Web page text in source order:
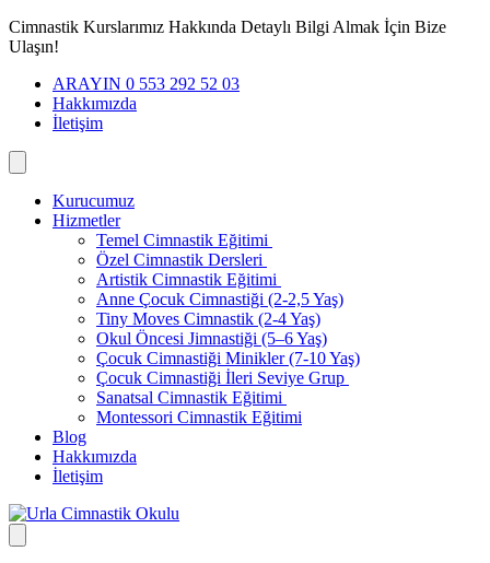
İçeriğe
geç
Cimnastik Kurslarımız Hakkında Detaylı Bilgi Almak İçin Bize
Ulaşın!
ARAYIN 0 553 292 52 03
Hakkımızda
İletişim
Kurucumuz
Hizmetler
Temel Cimnastik Eğitimi
Özel Cimnastik Dersleri
Artistik Cimnastik Eğitimi
Anne Çocuk Cimnastiği (2-2,5 Yaş)
Tiny Moves Cimnastik (2-4 Yaş)
Okul Öncesi Jimnastiği (5–6 Yaş)
Çocuk Cimnastiği Minikler (7-10 Yaş)
Çocuk Cimnastiği İleri Seviye Grup
Sanatsal Cimnastik Eğitimi
Montessori Cimnastik Eğitimi
Blog
Hakkımızda
İletişim